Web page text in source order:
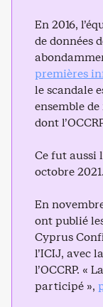
En 2016,
de données
premières
le scandale
ensemble
dont
Ce fut aussi
octobre 2021.
En
ont publié
Cyprus
l’ICIJ, avec
l’OCCRP. «
participé »,